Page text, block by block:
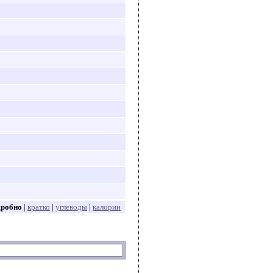
| кратко | углеводы | калории